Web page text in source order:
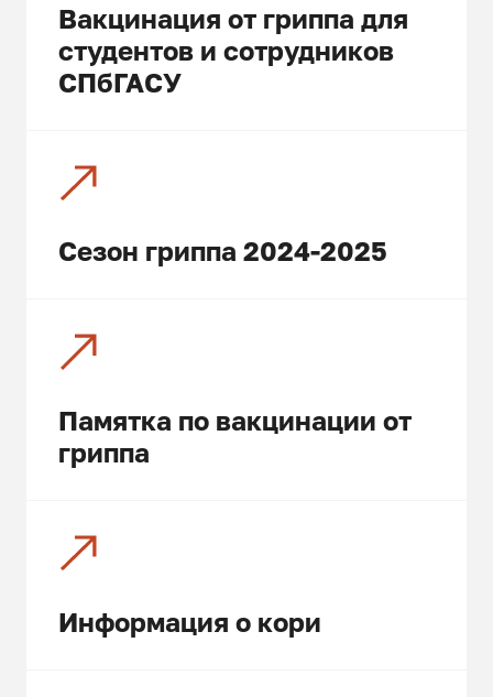
Вакцинация от гриппа для
студентов и сотрудников
СПбГАСУ
Сезон гриппа 2024-2025
Памятка по вакцинации от
гриппа
Информация о кори